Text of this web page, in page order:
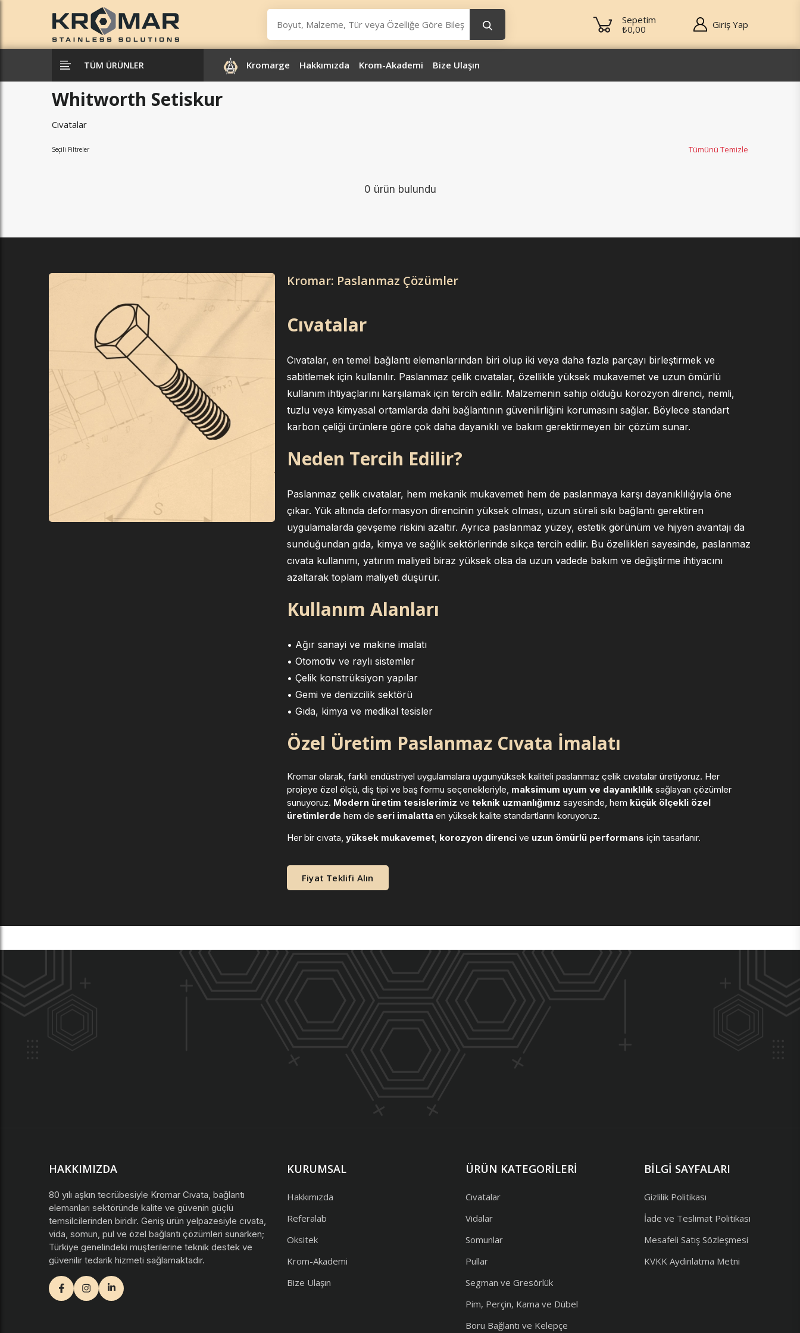
Sepetim
₺0,00
Giriş Yap
TÜM ÜRÜNLER Kromarge Hakkımızda Krom-Akademi Bize Ulaşın
Whitworth Setiskur
Cıvatalar
Seçili Filtreler Tümünü Temizle
0 ürün bulundu
Kromar: Paslanmaz Çözümler
Cıvatalar
Cıvatalar, en temel bağlantı elemanlarından biri olup iki veya daha fazla parçayı birleştirmek ve
sabitlemek için kullanılır. Paslanmaz çelik cıvatalar, özellikle yüksek mukavemet ve uzun ömürlü
kullanım ihtiyaçlarını karşılamak için tercih edilir. Malzemenin sahip olduğu korozyon direnci, nemli,
tuzlu veya kimyasal ortamlarda dahi bağlantının güvenilirliğini korumasını sağlar. Böylece standart
karbon çeliği ürünlere göre çok daha dayanıklı ve bakım gerektirmeyen bir çözüm sunar.
Neden Tercih Edilir?
Paslanmaz çelik cıvatalar, hem mekanik mukavemeti hem de paslanmaya karşı dayanıklılığıyla öne
çıkar. Yük altında deformasyon direncinin yüksek olması, uzun süreli sıkı bağlantı gerektiren
uygulamalarda gevşeme riskini azaltır. Ayrıca paslanmaz yüzey, estetik görünüm ve hijyen avantajı da
sunduğundan gıda, kimya ve sağlık sektörlerinde sıkça tercih edilir. Bu özellikleri sayesinde, paslanmaz
cıvata kullanımı, yatırım maliyeti biraz yüksek olsa da uzun vadede bakım ve değiştirme ihtiyacını
azaltarak toplam maliyeti düşürür.
Kullanım Alanları
• Ağır sanayi ve makine imalatı
• Otomotiv ve raylı sistemler
• Çelik konstrüksiyon yapılar
• Gemi ve denizcilik sektörü
• Gıda, kimya ve medikal tesisler
Özel Üretim Paslanmaz Cıvata İmalatı
Kromar olarak, farklı endüstriyel uygulamalara uygunyüksek kaliteli paslanmaz çelik cıvatalar üretiyoruz. Her
projeye özel ölçü, diş tipi ve baş formu seçenekleriyle, maksimum uyum ve dayanıklılık sağlayan çözümler
sunuyoruz. Modern üretim tesislerimiz ve teknik uzmanlığımız sayesinde, hem küçük ölçekli özel
üretimlerde hem de seri imalatta en yüksek kalite standartlarını koruyoruz.
Her bir cıvata, yüksek mukavemet, korozyon direnci ve uzun ömürlü performans için tasarlanır.
Fiyat Teklifi Alın
HAKKIMIZDA
80 yılı aşkın tecrübesiyle Kromar Cıvata, bağlantı
elemanları sektöründe kalite ve güvenin güçlü
temsilcilerinden biridir. Geniş ürün yelpazesiyle cıvata,
vida, somun, pul ve özel bağlantı çözümleri sunarken;
Türkiye genelindeki müşterilerine teknik destek ve
güvenilir tedarik hizmeti sağlamaktadır.
facebookinstagramyoutube
KURUMSAL
Hakkımızda
Referalab
Oksitek
Krom-Akademi
Bize Ulaşın
ÜRÜN KATEGORILERI
Cıvatalar
Vidalar
Somunlar
Pullar
Segman ve Gresörlük
Pim, Perçin, Kama ve Dübel
Boru Bağlantı ve Kelepçe
BILGI SAYFALARI
Gizlilik Politikası
İade ve Teslimat Politikası
Mesafeli Satış Sözleşmesi
KVKK Aydınlatma Metni